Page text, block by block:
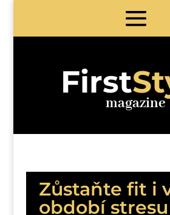
First
magazine
Zůstaňte fit i
období stresu